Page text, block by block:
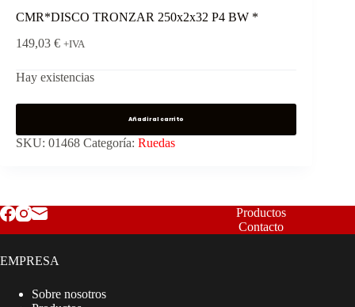
CMR*DISCO TRONZAR 250x2x32 P4 BW *
149,03 € +IVA
Hay existencias
Añadir al carrito
SKU: 01468 Categoría: Ruedas
Productos
Contacto
EMPRESA
Sobre nosotros